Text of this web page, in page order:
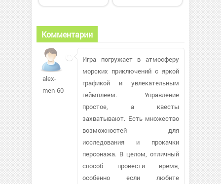
Комментарии
alex-
men-60
Игра погружает в атмосферу
морских приключений с яркой
графикой и увлекательным
геймплеем. Управление
простое, а квесты
захватывают. Есть множество
возможностей для
исследования и прокачки
персонажа. В целом, отличный
способ провести время,
особенно если любите